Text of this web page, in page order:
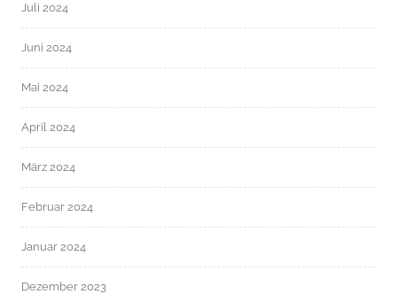
Juli 2024
Juni 2024
Mai 2024
April 2024
März 2024
Februar 2024
Januar 2024
Dezember 2023